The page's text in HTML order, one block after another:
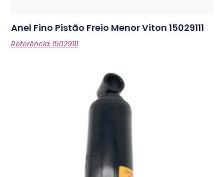
Anel Fino Pistão Freio Menor Viton15029111
Referência: 15029111